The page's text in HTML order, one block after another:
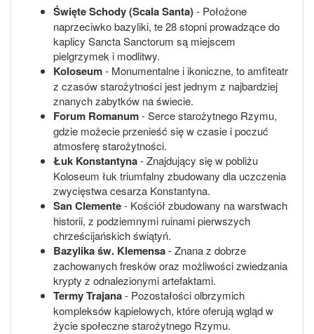
Święte Schody (Scala Santa)- Położone
naprzeciwko bazyliki, te 28 stopni prowadzące do
kaplicy Sancta Sanctorum są miejscem
pielgrzymek i modlitwy.
Koloseum- Monumentalne i ikoniczne, to amfiteatr
z czasów starożytności jest jednym z najbardziej
znanych zabytków na świecie.
Forum Romanum- Serce starożytnego Rzymu,
gdzie możecie przenieść się w czasie i poczuć
atmosferę starożytności.
Łuk Konstantyna- Znajdujący się w pobliżu
Koloseum łuk triumfalny zbudowany dla uczczenia
zwycięstwa cesarza Konstantyna.
San Clemente- Kościół zbudowany na warstwach
historii, z podziemnymi ruinami pierwszych
chrześcijańskich świątyń.
Bazylika św. Klemensa- Znana z dobrze
zachowanych fresków oraz możliwości zwiedzania
krypty z odnalezionymi artefaktami.
Termy Trajana- Pozostałości olbrzymich
kompleksów kąpielowych, które oferują wgląd w
życie społeczne starożytnego Rzymu.